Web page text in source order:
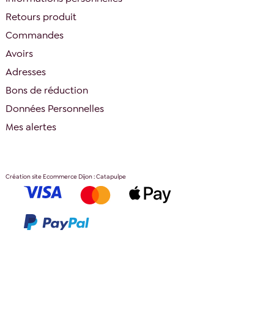
Retours produit
Commandes
Avoirs
Adresses
Bons de réduction
Données Personnelles
Mes alertes
Création site Ecommerce Dijon : Catapulpe